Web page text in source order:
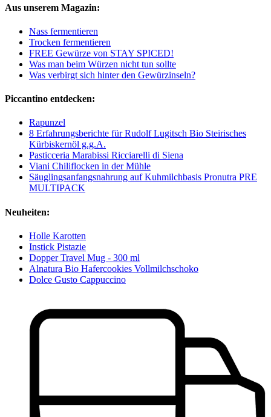
Aus unserem Magazin:
Nass fermentieren
Trocken fermentieren
FREE Gewürze von STAY SPICED!
Was man beim Würzen nicht tun sollte
Was verbirgt sich hinter den Gewürzinseln?
Piccantino entdecken:
Rapunzel
8 Erfahrungsberichte für Rudolf Lugitsch Bio Steirisches
Kürbiskernöl g.g.A.
Pasticceria Marabissi Ricciarelli di Siena
Viani Chiliflocken in der Mühle
Säuglingsanfangsnahrung auf Kuhmilchbasis Pronutra PRE
MULTIPACK
Neuheiten:
Holle Karotten
Instick Pistazie
Dopper Travel Mug - 300 ml
Alnatura Bio Hafercookies Vollmilchschoko
Dolce Gusto Cappuccino